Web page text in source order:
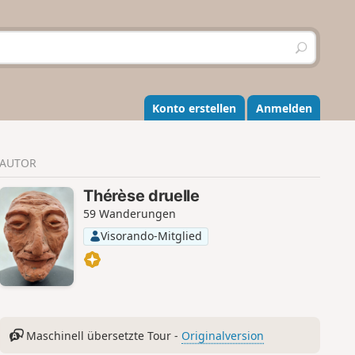
S
u
h
e
n
Konto erstellen Anmelden
AUTOR
Thérèse druelle
59 Wanderungen
Visorando-Mitglied
Maschinell übersetzte Tour - Originalversion